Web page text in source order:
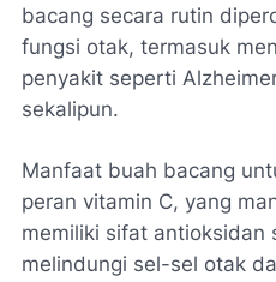
bacang secara rutin
fungsi otak, termasuk
penyakit seperti
sekalipun.
Manfaat buah bacang
peran vitamin C, yang
memiliki sifat antioksidan
melindungi sel-sel otak